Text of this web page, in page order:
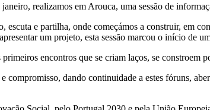
realizamos em Arouca, uma sessão de
escuta e partilha, onde começámos a construir, em
um projeto, esta sessão marcou o início de
encontros que se criam laços, se constroem
compromisso, dando continuidade a estes fóruns,